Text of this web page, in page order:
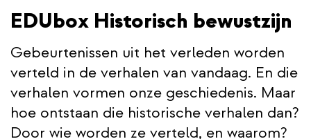
EDUbox Historisch bewustzijn
Gebeurtenissen uit het verleden worden
verteld in de verhalen van vandaag. En die
verhalen vormen onze geschiedenis. Maar
hoe ontstaan die historische verhalen dan?
Door wie worden ze verteld, en waarom?